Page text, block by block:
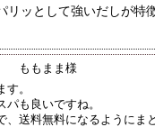
ッとして強いだしが特
ももまま様
。
も良いですね。
送料無料になるようにま